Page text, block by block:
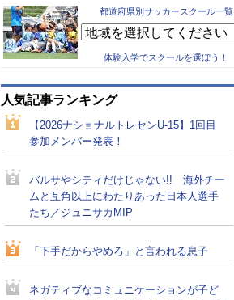
都道府県別サッカースクール一覧
体験入学でスクールを選ぼう！
人気記事ランキング
【2026ナショナルトレセンU-15】1回目
参加メンバー発表！
バルサやシティだけじゃない!! 海外チー
ムと互角以上にわたりあった日本人選手
たち／ジュニサカMIP
「下手だからやめろ」と言われる息子
ネガティブなコミュニケーションが子ど